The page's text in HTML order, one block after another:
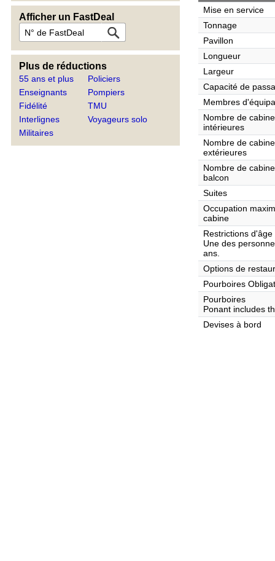
Afficher un FastDeal
Plus de réductions
55 ans et plus
Enseignants
Fidélité
Interlignes
Militaires
Policiers
Pompiers
TMU
Voyageurs solo
Mise en service
Tonnage
Pavillon
Longueur
Largeur
Capacité de
Membres
Nombre de
intérieures
Nombre de
extérieures
Nombre de
balcon
Suites
Occupation
cabine
Restrictions d'âge
Une des
ans.
Options de
Pourboires
Pourboires
Ponant includes
Devises à bord